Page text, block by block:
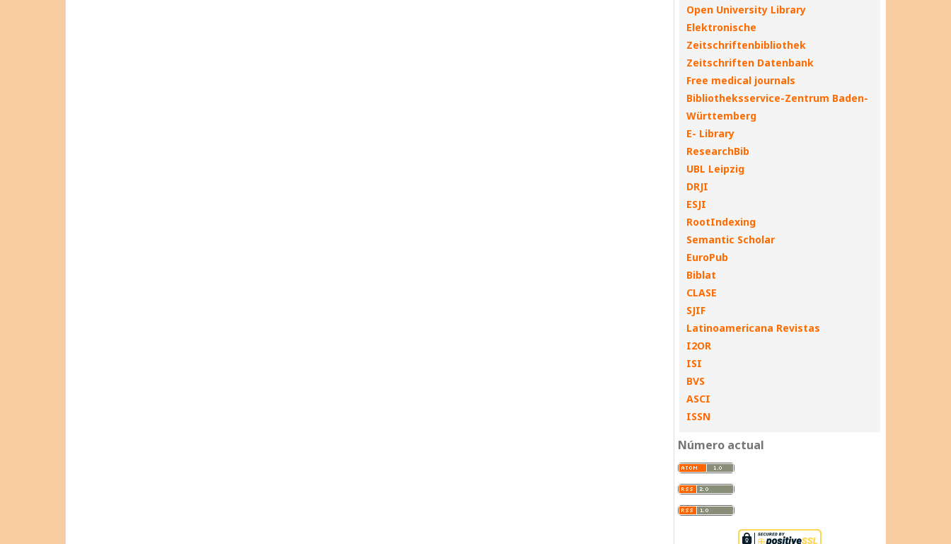
Open University Library
Elektronische
Zeitschriftenbibliothek
Zeitschriften Datenbank
Free medical journals
Bibliotheksservice-Zentrum Baden-
Württemberg
E- Library
ResearchBib
UBL Leipzig
DRJI
ESJI
RootIndexing
Semantic Scholar
EuroPub
Biblat
CLASE
SJIF
Latinoamericana Revistas
I2OR
ISI
BVS
ASCI
ISSN
Número actual